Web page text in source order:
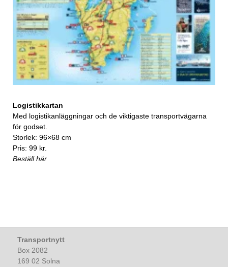
Logistikkartan
Med logistikanläggningar och de viktigaste transportvägarna
för godset.
Storlek: 96×68 cm
Pris: 99 kr.
Beställ här
Transportnytt
Box 2082
169 02 Solna